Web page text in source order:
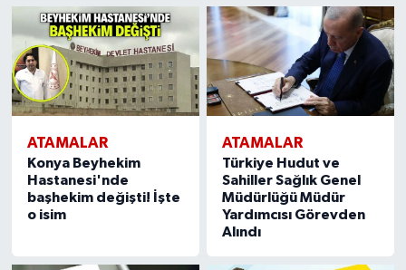
ATAMALAR
Konya Beyhekim
Hastanesi'nde
başhekim değişti! İşte
o isim
ATAMALAR
Türkiye Hudut ve
Sahiller Sağlık Genel
Müdürlüğü Müdür
Yardımcısı Görevden
Alındı